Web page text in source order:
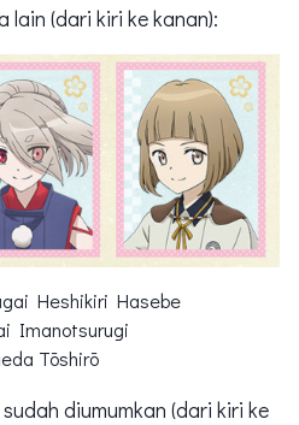
(dari kiri ke kanan):
Heshikiri Hasebe
Imanotsurugi
Tōshirō
diumumkan (dari kiri ke